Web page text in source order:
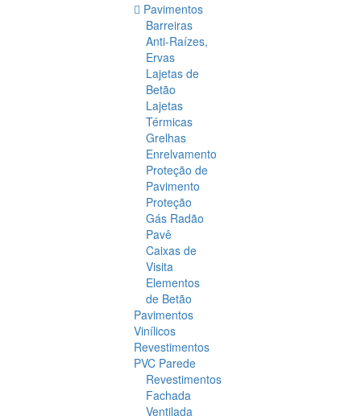
Pavimentos
Barreiras
Anti-Raízes,
Ervas
Lajetas de
Betão
Lajetas
Térmicas
Grelhas
Enrelvamento
Proteção de
Pavimento
Proteção
Gás Radão
Pavê
Caixas de
Visita
Elementos
de Betão
Pavimentos
Vinílicos
Revestimentos
PVC Parede
Revestimentos
Fachada
Ventilada